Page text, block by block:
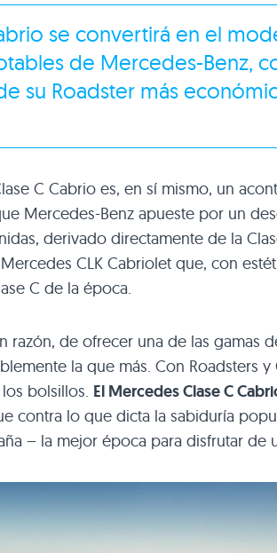
se convertirá en el
de Mercedes-Benz,
su Roadster más
C Cabrio es, en sí mismo, un
Mercedes-Benz apueste por un
derivado directamente de la
CLK Cabriolet que, con
C de la época.
razón, de ofrecer una de las gamas
la que más. Con Roadsters y
bolsillos. El Mercedes Clase C
contra lo que dicta la sabiduría
– la mejor época para disfrutar de